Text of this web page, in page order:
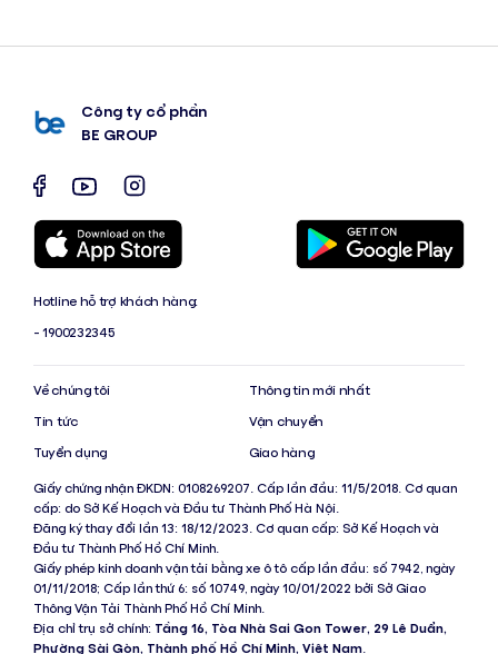
Công ty cổ phần
BE GROUP
Hotline hỗ trợ khách hàng:
- 1900232345
Về chúng tôi
Tin tức
Tuyển dụng
Thông tin mới nhất
Vận chuyển
Giao hàng
Giấy chứng nhận ĐKDN: 0108269207. Cấp lần đầu: 11/5/2018. Cơ quan
cấp: do Sở Kế Hoạch và Đầu tư Thành Phố Hà Nội.
Đăng ký thay đổi lần 13: 18/12/2023. Cơ quan cấp: Sở Kế Hoạch và
Đầu tư Thành Phố Hồ Chí Minh.
Giấy phép kinh doanh vận tải bằng xe ô tô cấp lần đầu: số 7942, ngày
01/11/2018; Cấp lần thứ 6: số 10749, ngày 10/01/2022 bởi Sở Giao
Thông Vận Tải Thành Phố Hồ Chí Minh.
Địa chỉ trụ sở chính: Tầng 16, Tòa Nhà Sai Gon Tower, 29 Lê Duẩn,
Phường Sài Gòn, Thành phố Hồ Chí Minh, Việt Nam.